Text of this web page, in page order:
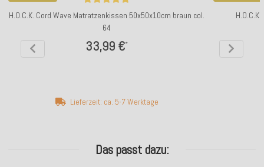
H.O.C.K. Cord Wave Matratzenkissen 50x50x10cm braun col.
64
33,99 €*
Lieferzeit: ca. 5-7 Werktage
Das passt dazu: